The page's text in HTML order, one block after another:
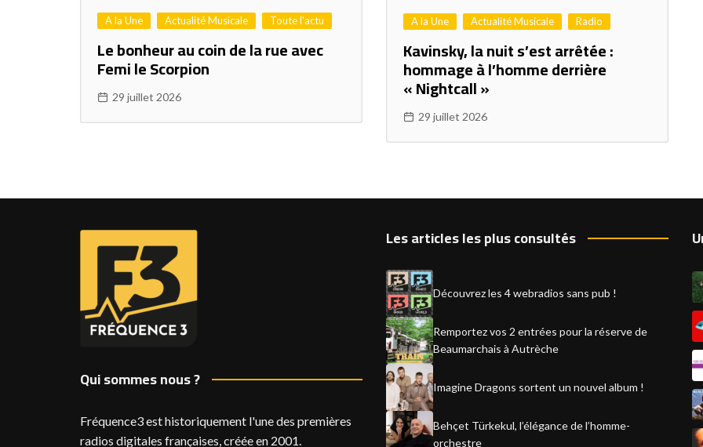
A la Une Actualité Musicale Toute l'actu
Le bonheur au coin de la rue avec
Femi le Scorpion
29 juillet 2026
A la Une Actualité Musicale Radio
Kavinsky, la nuit s’est arrêtée :
hommage à l’homme derrière
« Nightcall »
29 juillet 2026
Qui sommes nous ?
Fréquence3 est historiquement l'une des premières
radios digitales françaises, créée en 2001.
Les articles les plus consultés
Découvrez les 4 webradios sans pub !
Remportez vos 2 entrées pour la réserve de
Beaumarchais à Autrèche
Imagine Dragons sortent un nouvel album !
Behçet Türkekul, l’élégance de l’homme-
orchestre